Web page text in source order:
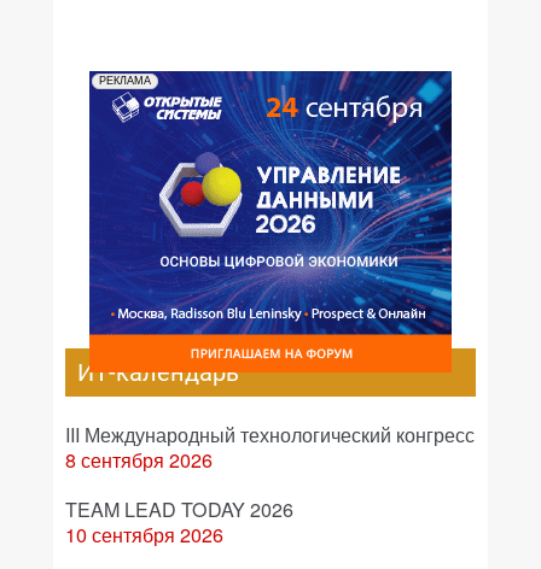
РЕКЛАМА
ИТ-календарь
III Международный технологический конгресс
8 сентября 2026
TEAM LEAD TODAY 2026
10 сентября 2026